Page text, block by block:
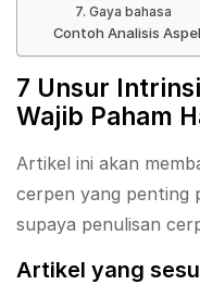
7. Gaya bahasa
Contoh Analisis
7 Unsur
Wajib Paham
Artikel ini akan
cerpen yang penting
supaya penulisan
Artikel yang